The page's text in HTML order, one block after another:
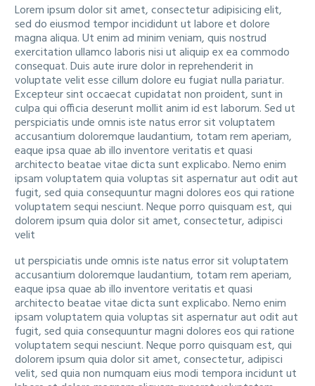
Lorem ipsum dolor sit amet, consectetur adipisicing elit,
sed do eiusmod tempor incididunt ut labore et dolore
magna aliqua. Ut enim ad minim veniam, quis nostrud
exercitation ullamco laboris nisi ut aliquip ex ea commodo
consequat. Duis aute irure dolor in reprehenderit in
voluptate velit esse cillum dolore eu fugiat nulla pariatur.
Excepteur sint occaecat cupidatat non proident, sunt in
culpa qui officia deserunt mollit anim id est laborum. Sed ut
perspiciatis unde omnis iste natus error sit voluptatem
accusantium doloremque laudantium, totam rem aperiam,
eaque ipsa quae ab illo inventore veritatis et quasi
architecto beatae vitae dicta sunt explicabo. Nemo enim
ipsam voluptatem quia voluptas sit aspernatur aut odit aut
fugit, sed quia consequuntur magni dolores eos qui ratione
voluptatem sequi nesciunt. Neque porro quisquam est, qui
dolorem ipsum quia dolor sit amet, consectetur, adipisci
velit
ut perspiciatis unde omnis iste natus error sit voluptatem
accusantium doloremque laudantium, totam rem aperiam,
eaque ipsa quae ab illo inventore veritatis et quasi
architecto beatae vitae dicta sunt explicabo. Nemo enim
ipsam voluptatem quia voluptas sit aspernatur aut odit aut
fugit, sed quia consequuntur magni dolores eos qui ratione
voluptatem sequi nesciunt. Neque porro quisquam est, qui
dolorem ipsum quia dolor sit amet, consectetur, adipisci
velit, sed quia non numquam eius modi tempora incidunt ut